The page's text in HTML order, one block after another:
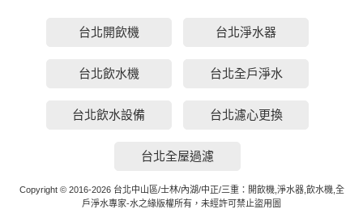
台北開飲機 台北淨水器
台北飲水機 台北全戶淨水
台北飲水設備 台北濾心更換
台北全屋過濾
Copyright © 2016-2026 台北中山區/士林/內湖/中正/三重：開飲機,淨水器,飲水機,全
戶淨水專家-水之緣版權所有，未經許可禁止盜用圖